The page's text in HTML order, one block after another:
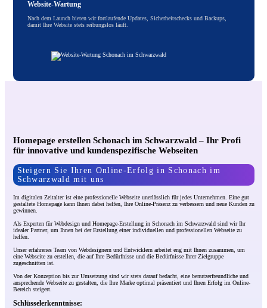
Website-Wartung
Nach dem Launch bieten wir fortlaufende Updates, Sicherheitschecks und Backups,
damit Ihre Website stets reibungslos läuft.
Homepage erstellen Schonach im Schwarzwald – Ihr Profi
für innovative und kundenspezifische Webseiten
Steigern Sie Ihren Online-Erfolg in Schonach im
Schwarzwald mit uns
Im digitalen Zeitalter ist eine professionelle Webseite unerlässlich für jedes Unternehmen. Eine gut
gestaltete Homepage kann Ihnen dabei helfen, Ihre Online-Präsenz zu verbessern und neue Kunden zu
gewinnen.
Als Experten für Webdesign und Homepage-Erstellung in Schonach im Schwarzwald sind wir Ihr
idealer Partner, um Ihnen bei der Erstellung einer individuellen und professionellen Webseite zu
helfen.
Unser erfahrenes Team von Webdesignern und Entwicklern arbeitet eng mit Ihnen zusammen, um
eine Webseite zu erstellen, die auf Ihre Bedürfnisse und die Bedürfnisse Ihrer Zielgruppe
zugeschnitten ist.
Von der Konzeption bis zur Umsetzung sind wir stets darauf bedacht, eine benutzerfreundliche und
ansprechende Webseite zu gestalten, die Ihre Marke optimal präsentiert und Ihren Erfolg im Online-
Bereich steigert.
Schlüsselerkenntnisse: